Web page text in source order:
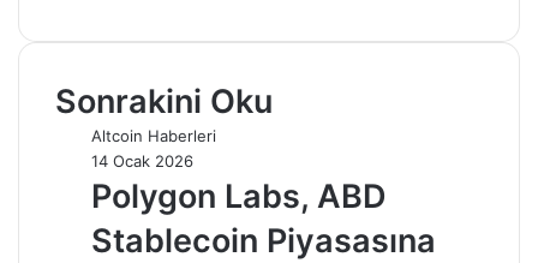
Sonrakini Oku
Altcoin Haberleri
14 Ocak 2026
Polygon Labs, ABD
Stablecoin Piyasasına